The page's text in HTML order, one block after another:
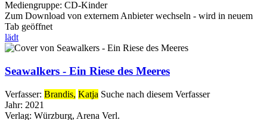
Mediengruppe: CD-Kinder
Zum Download von externem Anbieter wechseln - wird in neuem
Tab geöffnet
lädt
Seawalkers - Ein Riese des Meeres
Verfasser: Brandis, Katja Suche nach diesem Verfasser
Jahr: 2021
Verlag: Würzburg, Arena Verl.